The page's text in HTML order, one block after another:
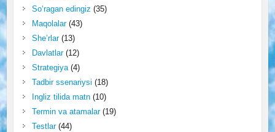
So‘ragan edingiz (35)
Maqolalar(43)
She’rlar(13)
Davlatlar(12)
Strategiya(4)
Tadbir ssenariysi (18)
Ingliz tilida matn(10)
Termin va atamalar(19)
Testlar(44)